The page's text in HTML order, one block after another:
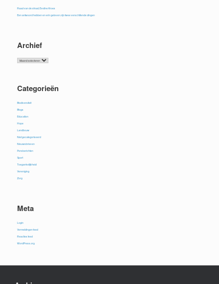
Raad van de straat, Eveline Kroes
Een antwoord hebben en erin geloven zijn twee verschillende dingen
Archief
Categorieën
Biodiversiteit
Blogs
Education
Hope
Landbouw
Niet gecategoriseerd
Nieuwsbrieven
Persberichten
Sport
Toegankelijkheid
Vereniging
Zorg
Meta
Login
Vermeldingen feed
Reacties feed
WordPress.org